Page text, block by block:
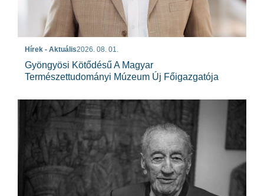
Hírek - Aktuális2026. 08. 01.
Gyöngyösi Kötődésű A Magyar
Természettudományi Múzeum Új Főigazgatója